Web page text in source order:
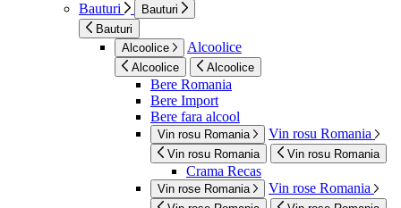
Bauturi
Bauturi
Bauturi
Alcoolice
Alcoolice
Alcoolice Alcoolice
Bere Romania
Bere Import
Bere fara alcool
Vin rosu Romania Vin rosu Romania
Vin rosu Romania Vin rosu Romania
Crama Recas
Vin rose Romania Vin rose Romania